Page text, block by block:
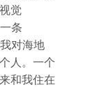
觉
条
对海地
人。一个
和我住在